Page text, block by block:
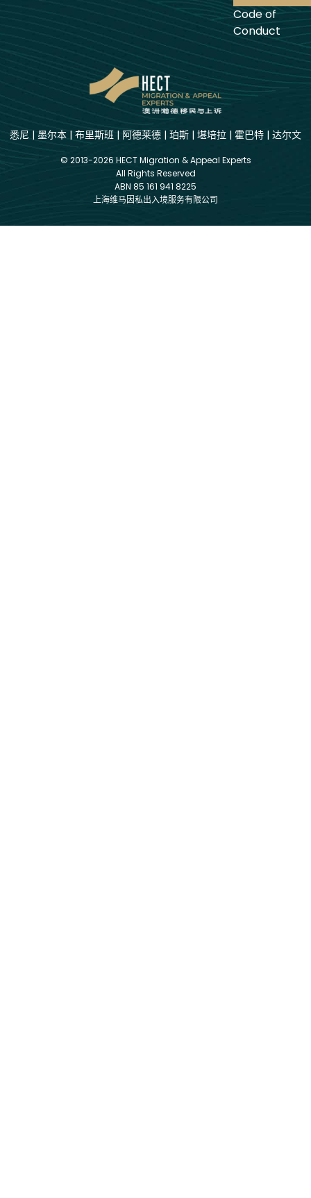
Code of
Conduct
悉尼 | 墨尔本 | 布里斯班 | 阿德莱德 | 珀斯 | 堪培拉 | 霍巴特 | 达尔文
© 2013-2026 HECT Migration & Appeal Experts
All Rights Reserved
ABN 85 161 941 8225
上海维马因私出入境服务有限公司